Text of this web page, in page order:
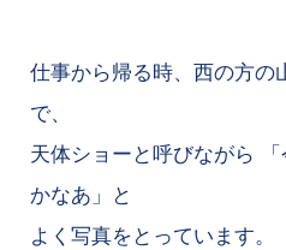
仕事から帰る時、西の方の
で、
天体ショーと呼びながら
かなあ」と
よく写真をとっています。